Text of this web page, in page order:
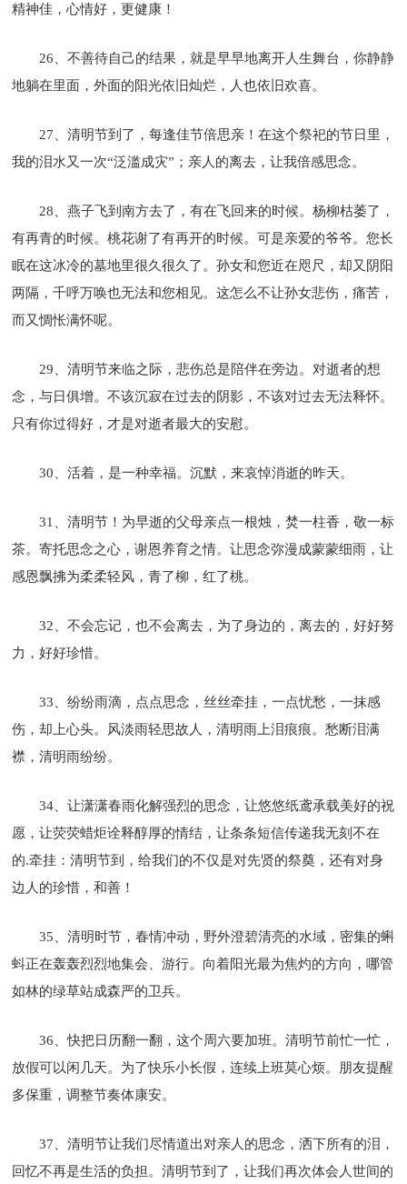
精神佳，心情好，更健康！
26、不善待自己的结果，就是早早地离开人生舞台，你静静
地躺在里面，外面的阳光依旧灿烂，人也依旧欢喜。
27、清明节到了，每逢佳节倍思亲！在这个祭祀的节日里，
我的泪水又一次“泛滥成灾”；亲人的离去，让我倍感思念。
28、燕子飞到南方去了，有在飞回来的时候。杨柳枯萎了，
有再青的时候。桃花谢了有再开的时候。可是亲爱的爷爷。您长
眠在这冰冷的墓地里很久很久了。孙女和您近在咫尺，却又阴阳
两隔，千呼万唤也无法和您相见。这怎么不让孙女悲伤，痛苦，
而又惆怅满怀呢。
29、清明节来临之际，悲伤总是陪伴在旁边。对逝者的想
念，与日俱增。不该沉寂在过去的阴影，不该对过去无法释怀。
只有你过得好，才是对逝者最大的安慰。
30、活着，是一种幸福。沉默，来哀悼消逝的昨天。
31、清明节！为早逝的父母亲点一根烛，焚一柱香，敬一标
茶。寄托思念之心，谢恩养育之情。让思念弥漫成蒙蒙细雨，让
感恩飘拂为柔柔轻风，青了柳，红了桃。
32、不会忘记，也不会离去，为了身边的，离去的，好好努
力，好好珍惜。
33、纷纷雨滴，点点思念，丝丝牵挂，一点忧愁，一抹感
伤，却上心头。风淡雨轻思故人，清明雨上泪痕痕。愁断泪满
襟，清明雨纷纷。
34、让潇潇春雨化解强烈的思念，让悠悠纸鸢承载美好的祝
愿，让荧荧蜡炬诠释醇厚的情结，让条条短信传递我无刻不在
的.牵挂：清明节到，给我们的不仅是对先贤的祭奠，还有对身
边人的珍惜，和善！
35、清明时节，春情冲动，野外澄碧清亮的水域，密集的蝌
蚪正在轰轰烈烈地集会、游行。向着阳光最为焦灼的方向，哪管
如林的绿草站成森严的卫兵。
36、快把日历翻一翻，这个周六要加班。清明节前忙一忙，
放假可以闲几天。为了快乐小长假，连续上班莫心烦。朋友提醒
多保重，调整节奏体康安。
37、清明节让我们尽情道出对亲人的思念，洒下所有的泪，
回忆不再是生活的负担。清明节到了，让我们再次体会人世间的